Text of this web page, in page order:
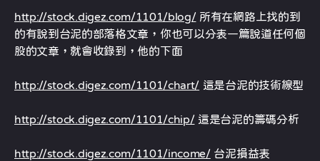
http://stock.digez.com/1101/blog/ 所有在網路上找的到
的有說到台泥的部落格文章，你也可以分表一篇說道任何個
股的文章，就會收錄到，他的下面
http://stock.digez.com/1101/chart/ 這是台泥的技術線型
http://stock.digez.com/1101/chip/ 這是台泥的籌碼分析
http://stock.digez.com/1101/income/ 台泥損益表